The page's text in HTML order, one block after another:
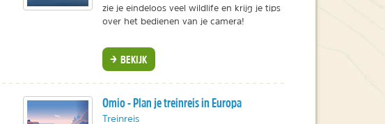
zie je eindeloos veel wildlife en krijg je tips
over het bedienen van je camera!
BEKIJK
Omio - Plan je treinreis in Europa
Treinreis